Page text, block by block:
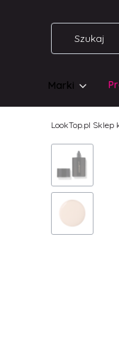
Marki
LookTop.pl